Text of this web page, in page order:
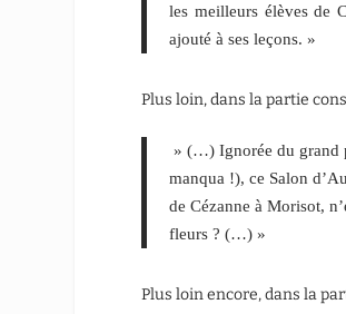
les meilleurs élèves de
ajouté à ses leçons. »
Plus loin, dans la partie
» (…) Ignorée du grand
manqua !), ce Salon
de Cézanne à Morisot,
fleurs ? (…) »
Plus loin encore, dans la